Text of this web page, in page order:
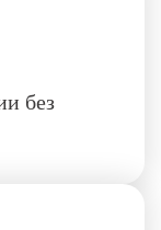
без